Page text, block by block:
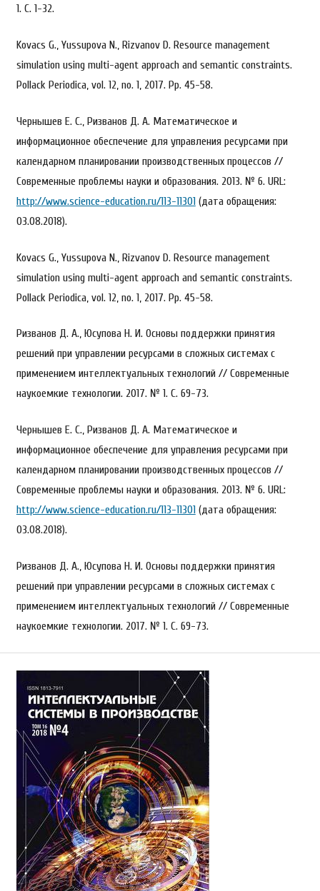
1. С. 1-32.
Kovacs G., Yussupova N., Rizvanov D. Resource management
simulation using multi-agent approach and semantic constraints.
Pollack Periodica, vol. 12, no. 1, 2017. Pp. 45-58.
Чернышев Е. С., Ризванов Д. А. Математическое и
информационное обеспечение для управления ресурсами при
календарном планировании производственных процессов //
Современные проблемы науки и образования. 2013. № 6. URL:
http://www.science-education.ru/113-11301(дата обращения:
03.08.2018).
Kovacs G., Yussupova N., Rizvanov D. Resource management
simulation using multi-agent approach and semantic constraints.
Pollack Periodica, vol. 12, no. 1, 2017. Pp. 45-58.
Ризванов Д. А., Юсупова Н. И. Основы поддержки принятия
решений при управлении ресурсами в сложных системах с
применением интеллектуальных технологий // Современные
наукоемкие технологии. 2017. № 1. С. 69-73.
Чернышев Е. С., Ризванов Д. А. Математическое и
информационное обеспечение для управления ресурсами при
календарном планировании производственных процессов //
Современные проблемы науки и образования. 2013. № 6. URL:
http://www.science-education.ru/113-11301 (дата обращения:
03.08.2018).
Ризванов Д. А., Юсупова Н. И. Основы поддержки принятия
решений при управлении ресурсами в сложных системах с
применением интеллектуальных технологий // Современные
наукоемкие технологии. 2017. № 1. С. 69-73.